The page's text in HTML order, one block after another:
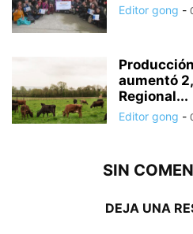
Editor gong -
aumentó
Regional...
Editor gong -
SIN
DEJA UNA